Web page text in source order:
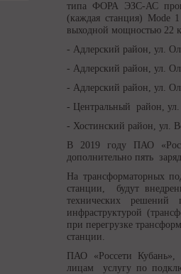
типа ФОРА ЭЗС-АС
(каждая станция) Mode
выходной мощностью 22
- Адлерский район, ул.
- Адлерский район, ул.
- Адлерский район, ул.
- Центральный район, ул.
- Хостинский район, ул.
В 2019 году ПАО
дополнительно пять
На трансформаторных
станции, будут
технических решений
инфраструктурой
при перегрузке
станции.
ПАО «Россети Кубань»,
лицам услугу по